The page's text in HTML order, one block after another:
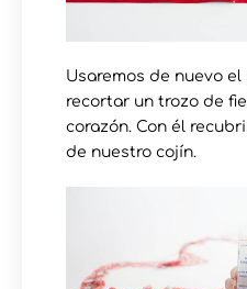
Usaremos de nuevo
recortar un trozo de
corazón. Con él
de nuestro cojín.